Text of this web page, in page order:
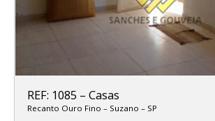
REF: 1085 – Casas
Recanto Ouro Fino – Suzano – SP